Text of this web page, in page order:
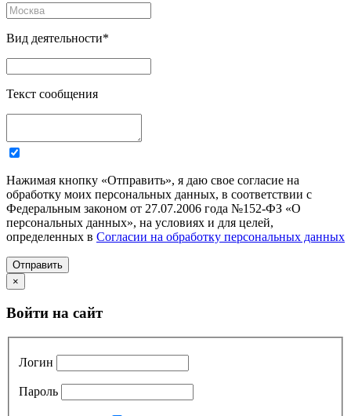
Вид деятельности*
Текст сообщения
Нажимая кнопку «Отправить», я даю свое согласие на
обработку моих персональных данных, в соответствии с
Федеральным законом от 27.07.2006 года №152-ФЗ «О
персональных данных», на условиях и для целей,
определенных в Согласии на обработку персональных данных
Отправить
×
Войти на сайт
Логин
Пароль